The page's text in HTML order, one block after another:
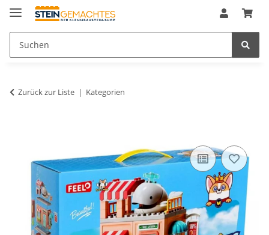
Zurück zur Liste Kategorien